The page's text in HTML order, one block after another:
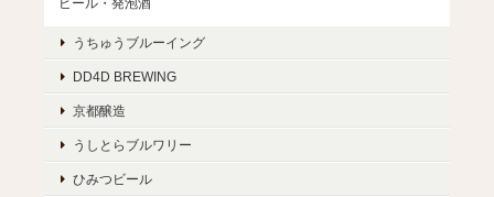
ビール・発泡酒
うちゅうブルーイング
DD4D BREWING
京都醸造
うしとらブルワリー
ひみつビール